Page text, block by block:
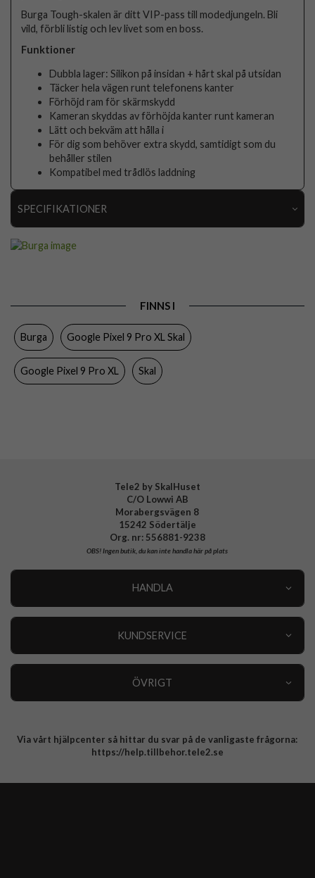
Burga Tough-skalen är ditt VIP-pass till modedjungeln. Bli
vild, förbli listig och lev livet som en boss.
Funktioner
Dubbla lager: Silikon på insidan + hårt skal på utsidan
Täcker hela vägen runt telefonens kanter
Förhöjd ram för skärmskydd
Kameran skyddas av förhöjda kanter runt kameran
Lätt och bekväm att hålla i
För dig som behöver extra skydd, samtidigt som du
behåller stilen
Kompatibel med trådlös laddning
SPECIFIKATIONER
Material Hårdplast (PC), Mjukplast (TPU)
Tillverkarens art nr
FINNS I
Burga Google Pixel 9 Pro XL Skal
Google Pixel 9 Pro XL Skal
Tele2 by SkalHuset
C/O Lowwi AB
Morabergsvägen 8
15242 Södertälje
Org. nr: 556881-9238
OBS!Ingen butik, du kan inte handla här på plats
HANDLA
KUNDSERVICE
ÖVRIGT
Integritetspolicy
Via vårt hjälpcenter så hittar du svar på de vanligaste frågorna:
https://help.tillbehor.tele2.se